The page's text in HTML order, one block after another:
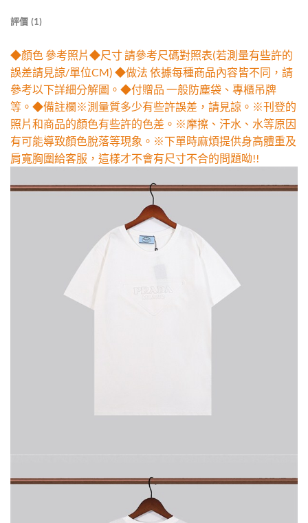
評價 (1)
◆顏色 參考照片◆尺寸 請參考尺碼對照表(若測量有些許的
誤差請見諒/單位CM) ◆做法 依據每種商品內容皆不同，請
參考以下詳細分解圖。◆付贈品 一般防塵袋、專櫃吊牌
等。◆備註欄※測量質多少有些許誤差，請見諒。※刊登的
照片和商品的顏色有些許的色差。※摩擦、汗水、水等原因
有可能導致顏色脫落等現象。※下單時麻煩提供身高體重及
肩寬胸圍給客服，這樣才不會有尺寸不合的問題呦!!